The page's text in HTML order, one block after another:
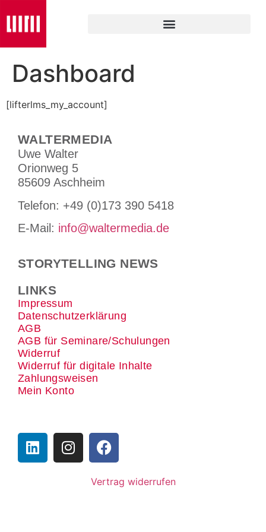
Dashboard
[lifterlms_my_account]
WALTERMEDIA
Uwe Walter
Orionweg 5
85609 Aschheim
Tele­fon: +49 (0)173 390 5418
E-Mail: info@waltermedia.de
STORYTELLING NEWS
LINKS
Impressum
Datenschutzerklärung
AGB
AGB für Seminare/Schulungen
Widerruf
Widerruf für digitale Inhalte
Zahlungsweisen
Mein Konto
Vertrag widerrufen